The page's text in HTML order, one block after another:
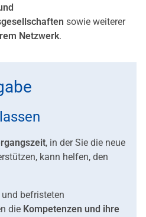
sowie weiterer
Netzwerk.
, in der Sie die neue
kann helfen, den
und befristeten
die Kompetenzen und ihre